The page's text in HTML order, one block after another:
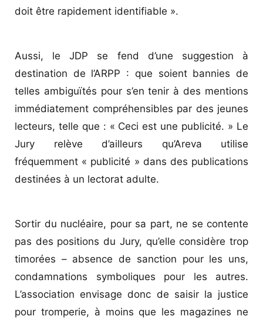
doit être rapidement identifiable ».
Aussi, le JDP se fend d’une suggestion à
destination de l’ARPP : que soient bannies de
telles ambiguïtés pour s’en tenir à des mentions
immédiatement compréhensibles par des jeunes
lecteurs, telle que : « Ceci est une publicité. » Le
Jury relève d’ailleurs qu’Areva utilise
fréquemment « publicité » dans des publications
­destinées à un lectorat adulte.
Sortir du nucléaire, pour sa part, ne se contente
pas des positions du Jury, qu’elle considère trop
timorées – absence de sanction pour les uns,
condamnations symboliques pour les autres.
L’association envisage donc de saisir la justice
pour tromperie, à moins que les magazines ne